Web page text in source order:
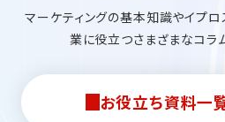
マーケティングの基本知識やイプ
業に役立つさまざまなコラ
お役立ち資料一